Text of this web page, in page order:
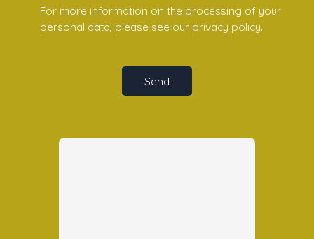
For more information on the processing of your
personal data, please see our privacy policy.
Send